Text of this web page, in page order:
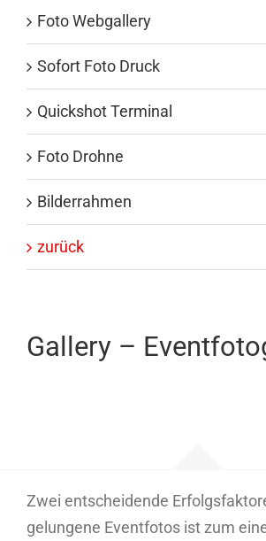
Foto Webgallery
Sofort Foto Druck
Quickshot Terminal
Foto Drohne
Bilderrahmen
zurück
Gallery –
Zwei entscheidende
gelungene Eventfotos ist zum